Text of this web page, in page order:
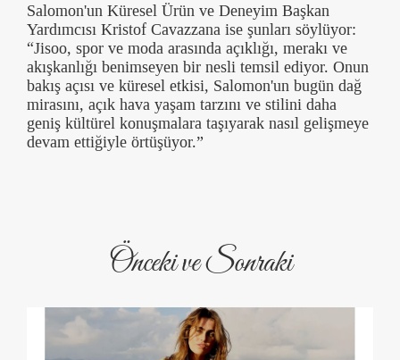
Salomon'un Küresel Ürün ve Deneyim Başkan
Yardımcısı Kristof Cavazzana ise şunları söylüyor:
“Jisoo, spor ve moda arasında açıklığı, merakı ve
akışkanlığı benimseyen bir nesli temsil ediyor. Onun
bakış açısı ve küresel etkisi, Salomon'un bugün dağ
mirasını, açık hava yaşam tarzını ve stilini daha
geniş kültürel konuşmalara taşıyarak nasıl gelişmeye
devam ettiğiyle örtüşüyor.”
Önceki ve Sonraki